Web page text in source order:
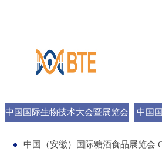
中国国际生物技术大会暨展览会 中国
中国（安徽）国际糖酒食品展览会